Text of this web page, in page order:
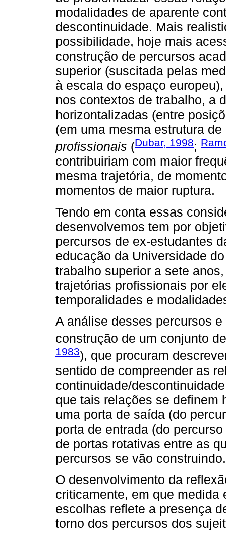
modalidades de aparente
descontinuidade. Mais
possibilidade, hoje mais
construção de percursos
superior (suscitada pelas
à escala do espaço
nos contextos de trabalho, a
horizontalizadas (entre
(em uma mesma estrutura
profissionais (Dubar, 1998;
contribuiriam com maior
mesma trajetória, de
momentos de maior ruptura.
Tendo em conta essas
desenvolvemos tem por
percursos de ex-estudantes
educação da Universidade
trabalho superior a sete
trajetórias profissionais por
temporalidades e
A análise desses percursos
construção de um conjunto
1983), que procuram
sentido de compreender as
continuidade/
que tais relações se definem
uma porta de saída (do
porta de entrada (do
de portas rotativas entre as
percursos se vão construindo.
O desenvolvimento da
criticamente, em que
escolhas reflete a presença
torno dos percursos dos